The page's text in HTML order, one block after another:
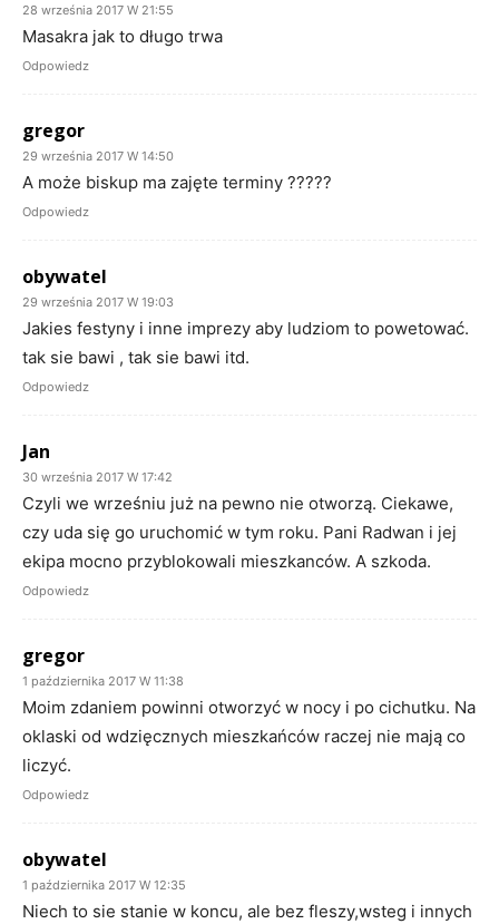
28 września 2017 W 21:55
Masakra jak to długo trwa
Odpowiedz
gregor
29 września 2017 W 14:50
A może biskup ma zajęte terminy ?????
Odpowiedz
obywatel
29 września 2017 W 19:03
Jakies festyny i inne imprezy aby ludziom to powetować.
tak sie bawi , tak sie bawi itd.
Odpowiedz
Jan
30 września 2017 W 17:42
Czyli we wrześniu już na pewno nie otworzą. Ciekawe,
czy uda się go uruchomić w tym roku. Pani Radwan i jej
ekipa mocno przyblokowali mieszkanców. A szkoda.
Odpowiedz
gregor
1 października 2017 W 11:38
Moim zdaniem powinni otworzyć w nocy i po cichutku. Na
oklaski od wdzięcznych mieszkańców raczej nie mają co
liczyć.
Odpowiedz
obywatel
1 października 2017 W 12:35
Niech to sie stanie w koncu, ale bez fleszy,wsteg i innych